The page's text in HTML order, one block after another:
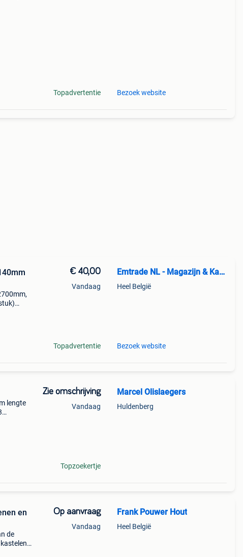
Topadvertentie Bezoek website
€ 40,00
Vandaag
Topadvertentie
Emtrade NL - Magazijn & Kantoor
Heel België
Bezoek website
lengte
Zie omschrijving
Vandaag
Topzoekertje
Marcel Olislaegers
Huldenberg
en
de
Op aanvraag
Vandaag
Frank Pouwer Hout
Heel België